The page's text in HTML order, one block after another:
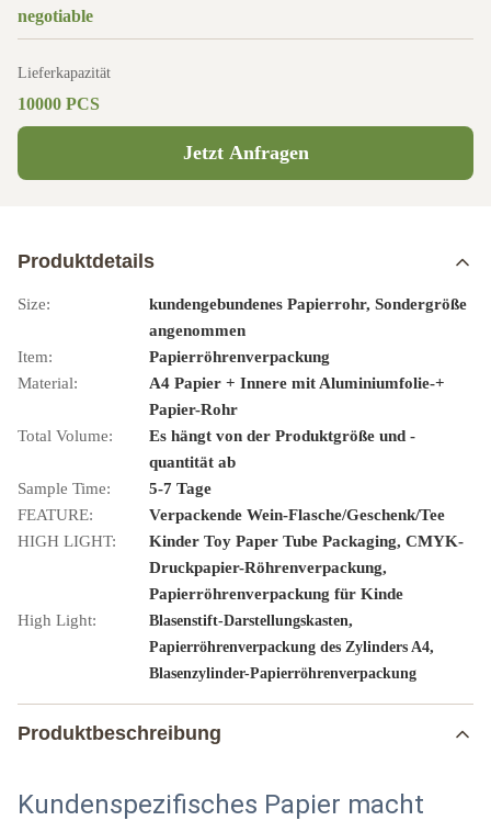
negotiable
Lieferkapazität
10000 PCS
Jetzt Anfragen
Produktdetails
Size:
kundengebundenes Papierrohr, Sondergröße
angenommen
Item:
Papierröhrenverpackung
Material:
A4 Papier + Innere mit Aluminiumfolie-+
Papier-Rohr
Total Volume:
Es hängt von der Produktgröße und -
quantität ab
Sample Time:
5-7 Tage
FEATURE:
Verpackende Wein-Flasche/Geschenk/Tee
HIGH LIGHT:
Kinder Toy Paper Tube Packaging, CMYK-
Druckpapier-Röhrenverpackung,
Papierröhrenverpackung für Kinde
High Light:
Blasenstift-Darstellungskasten,
Papierröhrenverpackung des Zylinders A4,
Blasenzylinder-Papierröhrenverpackung
Produktbeschreibung
Kundenspezifisches Papier macht